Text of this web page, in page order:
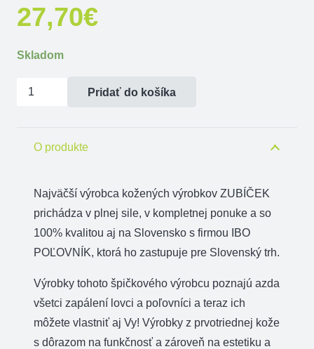
27,70€
Skladom
množstvo
parožkom
hnedá
Pridať do košíka
O produkte
Najväčší výrobca kožených výrobkov ZUBÍČEK
prichádza v plnej sile, v kompletnej ponuke a so
100% kvalitou aj na Slovensko s firmou IBO
POĽOVNÍK, ktorá ho zastupuje pre Slovenský trh.
Výrobky tohoto špičkového výrobcu poznajú azda
všetci zapálení lovci a poľovníci a teraz ich
môžete vlastniť aj Vy! Výrobky z prvotriednej kože
s dôrazom na funkčnosť a zároveň na estetiku a